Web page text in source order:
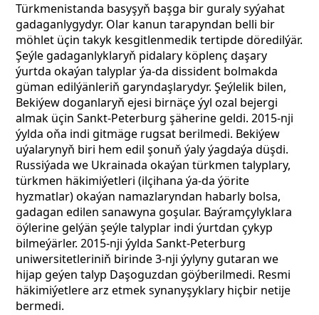
Türkmenistanda basyşyň başga bir guraly syýahat
gadaganlygydyr. Olar kanun tarapyndan belli bir
möhlet üçin takyk kesgitlenmedik tertipde döredilýär.
Şeýle gadaganlyklaryň pidalary köplenç daşary
ýurtda okaýan talyplar ýa-da dissident bolmakda
güman edilýänleriň garyndaşlarydyr. Şeýlelik bilen,
Bekiýew doganlaryň ejesi birnäçe ýyl ozal bejergi
almak üçin Sankt-Peterburg şäherine geldi. 2015-nji
ýylda oňa indi gitmäge rugsat berilmedi. Bekiýew
uýalarynyň biri hem edil şonuň ýaly ýagdaýa düşdi.
Russiýada we Ukrainada okaýan türkmen talyplary,
türkmen häkimiýetleri (ilçihana ýa-da ýörite
hyzmatlar) okaýan namazlaryndan habarly bolsa,
gadagan edilen sanawyna goşular. Baýramçylyklara
öýlerine gelýän şeýle talyplar indi ýurtdan çykyp
bilmeýärler. 2015-nji ýylda Sankt-Peterburg
uniwersitetleriniň birinde 3-nji ýylyny gutaran we
hijap geýen talyp Daşoguzdan göýberilmedi. Resmi
häkimiýetlere arz etmek synanyşyklary hiçbir netije
bermedi.